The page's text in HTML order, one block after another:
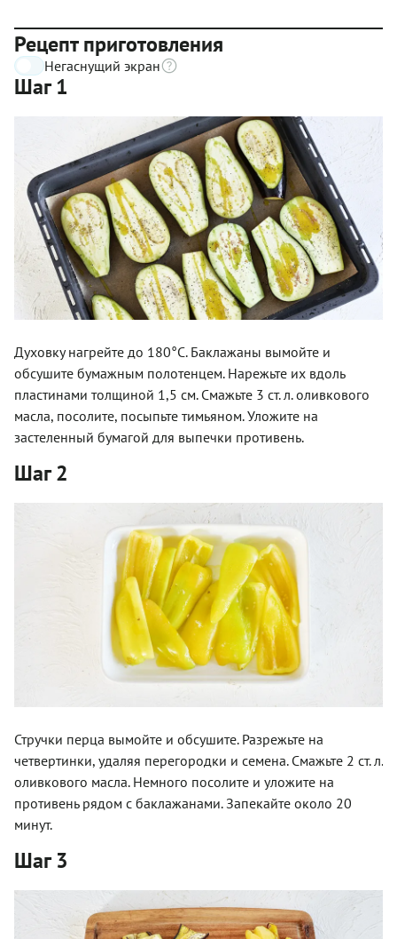
Рецепт приготовления
Негаснущий экран
Шаг 1
Духовку нагрейте до 180°C. Баклажаны вымойте и
обсушите бумажным полотенцем. Нарежьте их вдоль
пластинами толщиной 1,5 см. Смажьте 3 ст. л. оливкового
масла, посолите, посыпьте тимьяном. Уложите на
застеленный бумагой для выпечки противень.
Шаг 2
Стручки перца вымойте и обсушите. Разрежьте на
четвертинки, удаляя перегородки и семена. Смажьте 2 ст. л.
оливкового масла. Немного посолите и уложите на
противень рядом с баклажанами. Запекайте около 20
минут.
Шаг 3